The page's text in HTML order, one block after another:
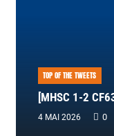
TOP OF THE TWEETS
[MHSC 1-2
4 MAI 2026 0